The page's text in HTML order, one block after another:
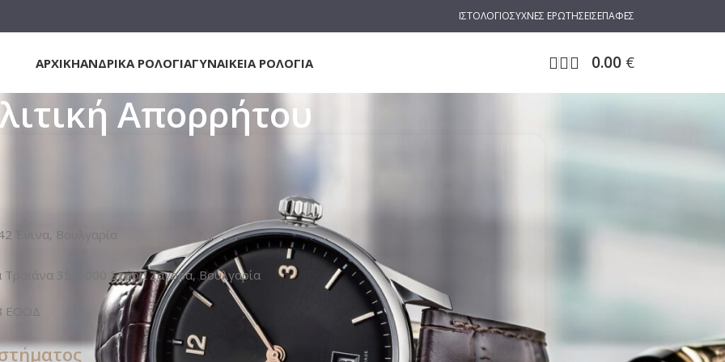
ΙΣΤΟΛΟΓΙΟΣΥΧΝΕΣ ΕΡΩΤΗΣΕΙΣΕΠΑΦΕΣ
ΑΡΧΙΚΗΑΝΔΡΙΚΑ ΡΟΛΟΓΙΑΓΥΝΑΙΚΕΙΑ ΡΟΛΟΓΙΑ 0.00 €
Απορρήτου
Ένινα, Βουλγαρία
Τραϊάνα 35, 6000 Στάρα Ζαγόρα, Βουλγαρία
ΕΟΟΔ